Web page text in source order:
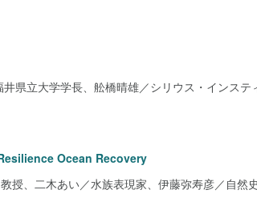
県立大学学長、舩橋晴雄／シリウス・インステ
Ocean Recovery
授、二木あい／水族表現家、伊藤弥寿彦／自然